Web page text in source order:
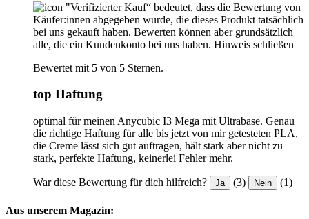
"Verifizierter Kauf“ bedeutet, dass die Bewertung von
Käufer:innen abgegeben wurde, die dieses Produkt tatsächlich
bei uns gekauft haben. Bewerten können aber grundsätzlich
alle, die ein Kundenkonto bei uns haben. Hinweis schließen
Bewertet mit 5 von 5 Sternen.
top Haftung
optimal für meinen Anycubic I3 Mega mit Ultrabase. Genau
die richtige Haftung für alle bis jetzt von mir getesteten PLA,
die Creme lässt sich gut auftragen, hält stark aber nicht zu
stark, perfekte Haftung, keinerlei Fehler mehr.
War diese Bewertung für dich hilfreich? Ja (3) Nein (1)
Aus unserem Magazin: